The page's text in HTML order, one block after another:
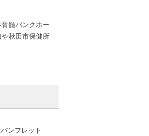
髄バンクホー
秋田市保健所
ンフレット